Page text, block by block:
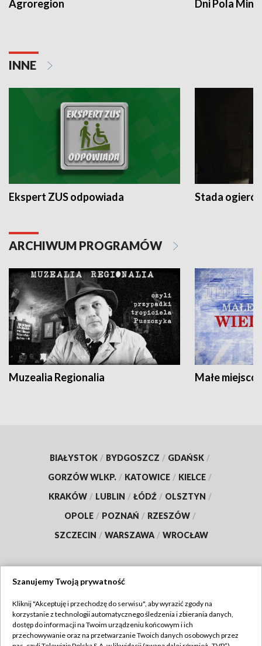
Agroregion Dni Pola
INNE
Ekspert ZUS odpowiada Stada
ARCHIWUM PROGRAMÓW
Muzealia Regionalia Małe
BIAŁYSTOK / BYDGOSZCZ / GDAŃSK /
GORZÓW WLKP. / KATOWICE / KIELCE /
KRAKÓW / LUBLIN / ŁÓDŹ / OLSZTYN /
OPOLE / POZNAŃ / RZESZÓW /
SZCZECIN / WARSZAWA / WROCŁAW
TVP
Abonament TVP
Regulamin TVP
Szanujemy Twoją prywatność
Kliknij "Akceptuję i przechodzę do serwisu", aby wyrazić zgody na
korzystanie z technologii automatycznego śledzenia i zbierania danych,
dostęp do informacji na Twoim urządzeniu końcowym i ich
przechowywanie oraz na przetwarzanie Twoich danych osobowych przez